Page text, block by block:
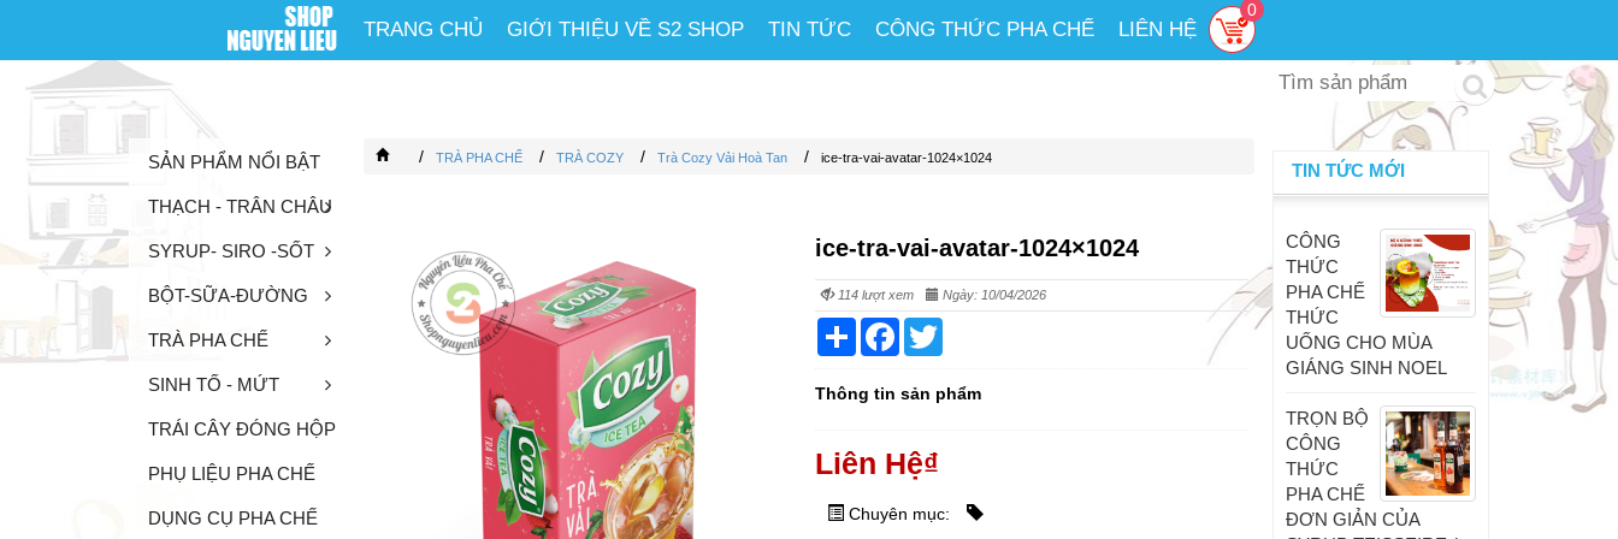
TRANG CHỦ GIỚI THIỆU VỀ S2 SHOP TIN TỨC CÔNG THỨC PHA CHẾ LIÊN HỆ
0
SẢN PHẨM NỔI BẬT
THẠCH - TRÂN CHÂU
SYRUP- SIRO -SỐT
BỘT-SỮA-ĐƯỜNG
TRÀ PHA CHẾ
SINH TỐ - MỨT
TRÁI CÂY ĐÓNG HỘP
PHỤ LIỆU PHA CHẾ
DỤNG CỤ PHA CHẾ
/ TRÀ PHA CHẾ / TRÀ COZY / Trà Cozy Vải Hoà Tan / ice-tra-vai-avatar-1024×1024
ice-tra-vai-avatar-1024×1024
114 lượt xem Ngày: 10/04/2026
Share Facebook
Thông tin sản phẩm
Liên Hệ₫
Chuyên mục:
TIN TỨC MỚI
CÔNG
THỨC
PHA CHẾ
THỨC
UỐNG CHO MÙA
GIÁNG SINH NOEL
TRỌN BỘ
CÔNG
THỨC
PHA CHẾ
ĐƠN GIẢN CỦA